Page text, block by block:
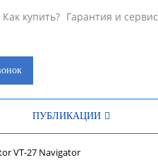
Как купить? Гарантия и сервис
ПУБЛИКАЦИИ
VT-27 Navigator